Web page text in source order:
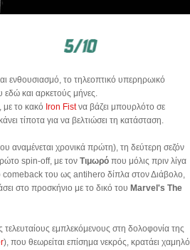
ενθουσιασμό, το τηλεοπτικό υπερηρωικό
εδώ και αρκετούς μήνες.
το κακό Iron Fistνα βάζει μπουρλότο σε
τίποτα για να βελτιώσει τη κατάσταση.
αναμένεται χρονικά πρώτη), τη δεύτερη σεζόν
spin-off, με τον Τιμωρό που μόλις πριν λίγα
comeback του ως antihero δίπλα στον Διάβολο,
στο προσκήνιο με το δικό του Marvel's The
εμπλεκόμενους στη δολοφονία της
), που θεωρείται επίσημα νεκρός, κρατάει χαμηλό